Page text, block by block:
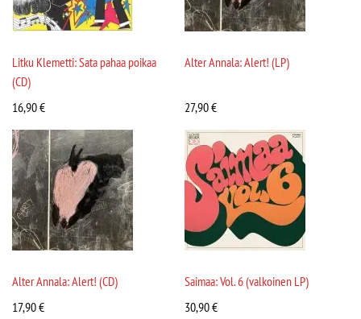
Litku Klemetti: Sata pahaa poikaa
(CD)
16,90€
Alter Annala: Alert! (LP)
27,90€
Alter Annala: Alert! (CD)
17,90€
Saimaa: Vol. 6 (valkoinen LP)
30,90€